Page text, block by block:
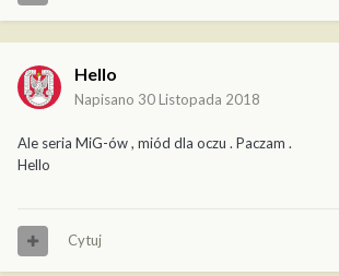
Hello
Napisano 30 Listopada 2018
Ale seria MiG-ów , miód dla oczu . Paczam .
Hello
Cytuj